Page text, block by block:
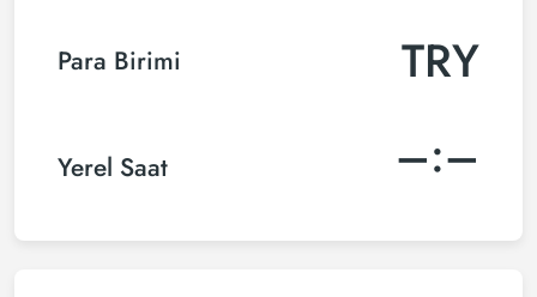
Para Birimi TRY
Yerel Saat –:–